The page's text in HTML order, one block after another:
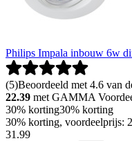
Philips Impala inbouw 6w
(5)Beoordeeld met 4.6 van
22.39 met GAMMA
30% korting30% korting
30% korting, voordeelprijs:
31 .99